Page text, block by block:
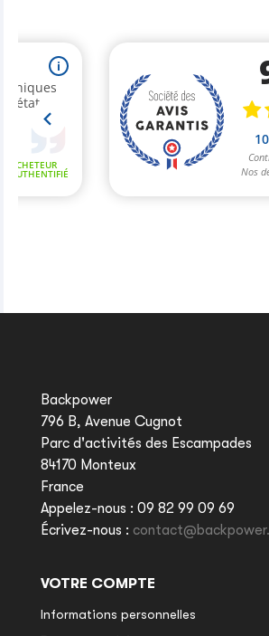
Backpower
796 B, Avenue Cugnot
Parc d'activités des Escampades
84170 Monteux
France
Appelez-nous : 09 82 99 09 69
Écrivez-nous :
VOTRE COMPTE
Informations personnelles